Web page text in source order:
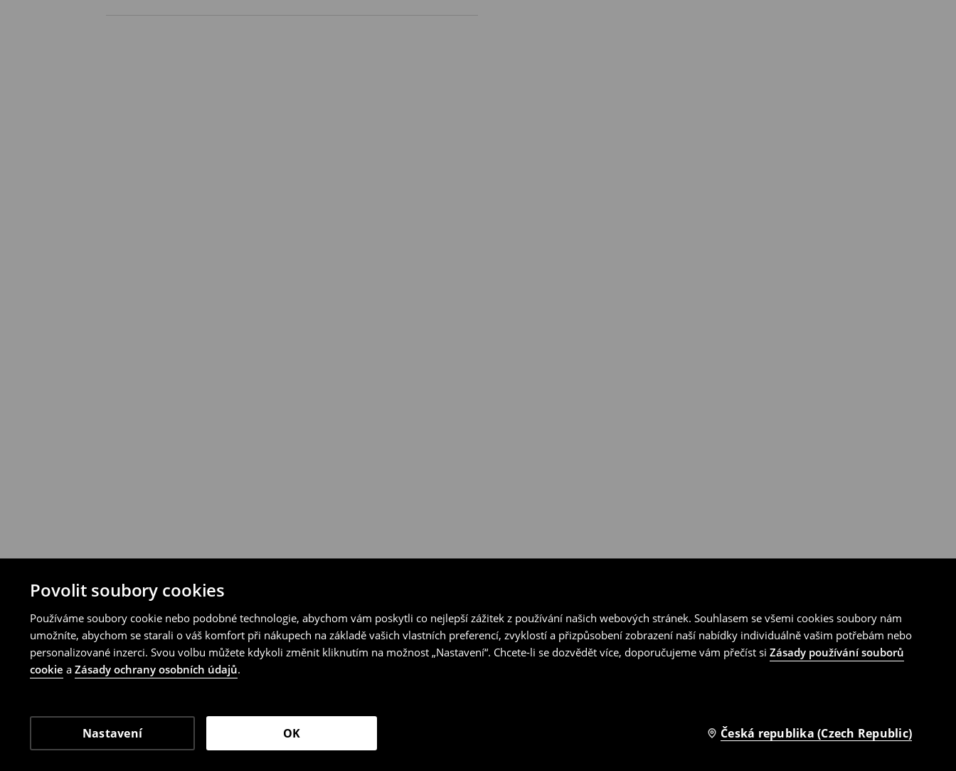
Povolit soubory cookies
Používáme soubory cookie nebo podobné technologie, abychom vám poskytli co nejlepší zážitek z používání našich webových stránek. Souhlasem se všemi cookies soubory nám
umožníte, abychom se starali o váš komfort při nákupech na základě vašich vlastních preferencí, zvyklostí a přizpůsobení zobrazení naší nabídky individuálně vašim potřebám nebo
personalizované inzerci. Svou volbu můžete kdykoli změnit kliknutím na možnost „Nastavení“. Chcete-li se dozvědět více, doporučujeme vám přečíst si Zásady používání souborů
cookie a Zásady ochrany osobních údajů.
Nastavení OK Česká republika (Czech Republic)